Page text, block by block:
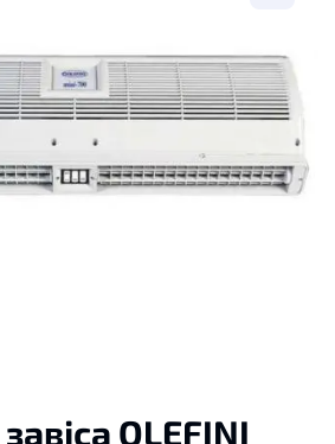
OLEFINI